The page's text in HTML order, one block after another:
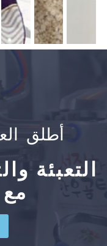
أطلق
التعبئة
مع